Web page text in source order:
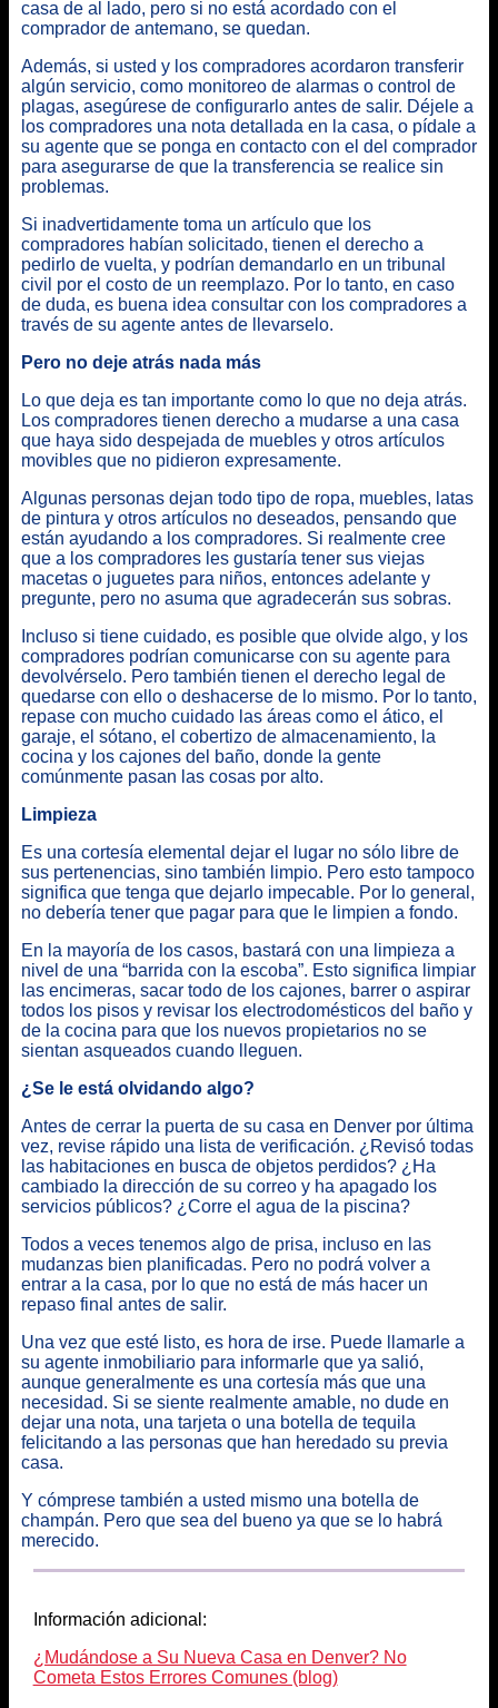
casa de al lado, pero si no está acordado con el
comprador de antemano, se quedan.
Además, si usted y los compradores acordaron transferir
algún servicio, como monitoreo de alarmas o control de
plagas, asegúrese de configurarlo antes de salir. Déjele a
los compradores una nota detallada en la casa, o pídale a
su agente que se ponga en contacto con el del comprador
para asegurarse de que la transferencia se realice sin
problemas.
Si inadvertidamente toma un artículo que los
compradores habían solicitado, tienen el derecho a
pedirlo de vuelta, y podrían demandarlo en un tribunal
civil por el costo de un reemplazo. Por lo tanto, en caso
de duda, es buena idea consultar con los compradores a
través de su agente antes de llevarselo.
Pero no deje atrás nada más
Lo que deja es tan importante como lo que no deja atrás.
Los compradores tienen derecho a mudarse a una casa
que haya sido despejada de muebles y otros artículos
movibles que no pidieron expresamente.
Algunas personas dejan todo tipo de ropa, muebles, latas
de pintura y otros artículos no deseados, pensando que
están ayudando a los compradores. Si realmente cree
que a los compradores les gustaría tener sus viejas
macetas o juguetes para niños, entonces adelante y
pregunte, pero no asuma que agradecerán sus sobras.
Incluso si tiene cuidado, es posible que olvide algo, y los
compradores podrían comunicarse con su agente para
devolvérselo. Pero también tienen el derecho legal de
quedarse con ello o deshacerse de lo mismo. Por lo tanto,
repase con mucho cuidado las áreas como el ático, el
garaje, el sótano, el cobertizo de almacenamiento, la
cocina y los cajones del baño, donde la gente
comúnmente pasan las cosas por alto.
Limpieza
Es una cortesía elemental dejar el lugar no sólo libre de
sus pertenencias, sino también limpio. Pero esto tampoco
significa que tenga que dejarlo impecable. Por lo general,
no debería tener que pagar para que le limpien a fondo.
En la mayoría de los casos, bastará con una limpieza a
nivel de una “barrida con la escoba”. Esto significa limpiar
las encimeras, sacar todo de los cajones, barrer o aspirar
todos los pisos y revisar los electrodomésticos del baño y
de la cocina para que los nuevos propietarios no se
sientan asqueados cuando lleguen.
¿Se le está olvidando algo?
Antes de cerrar la puerta de su casa en Denver por última
vez, revise rápido una lista de verificación. ¿Revisó todas
las habitaciones en busca de objetos perdidos? ¿Ha
cambiado la dirección de su correo y ha apagado los
servicios públicos? ¿Corre el agua de la piscina?
Todos a veces tenemos algo de prisa, incluso en las
mudanzas bien planificadas. Pero no podrá volver a
entrar a la casa, por lo que no está de más hacer un
repaso final antes de salir.
Una vez que esté listo, es hora de irse. Puede llamarle a
su agente inmobiliario para informarle que ya salió,
aunque generalmente es una cortesía más que una
necesidad. Si se siente realmente amable, no dude en
dejar una nota, una tarjeta o una botella de tequila
felicitando a las personas que han heredado su previa
casa.
Y cómprese también a usted mismo una botella de
champán. Pero que sea del bueno ya que se lo habrá
merecido.
Información adicional:
¿Mudándose a Su Nueva Casa en Denver? No
Cometa Estos Errores Comunes (blog)